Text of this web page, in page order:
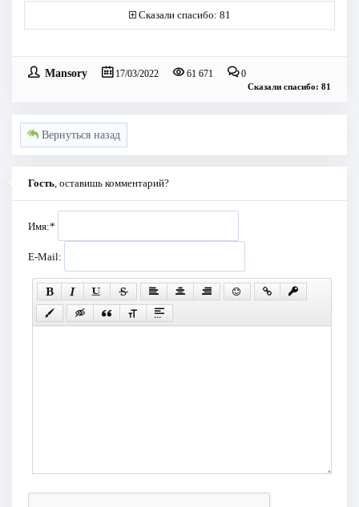
Сказали спасибо: 81
Mansory 17/03/2022 61 671 0
Сказали спасибо: 81
Вернуться назад
Гость, оставишь комментарий?
Имя:*
E-Mail: